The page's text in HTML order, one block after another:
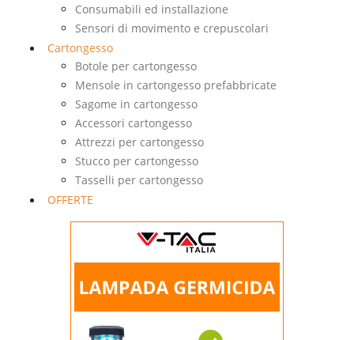
Consumabili ed installazione
Sensori di movimento e crepuscolari
Cartongesso
Botole per cartongesso
Mensole in cartongesso prefabbricate
Sagome in cartongesso
Accessori cartongesso
Attrezzi per cartongesso
Stucco per cartongesso
Tasselli per cartongesso
OFFERTE